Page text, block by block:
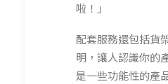
啦！」
配套服務還包括貨
明，讓人認識你的
是一些功能性的產